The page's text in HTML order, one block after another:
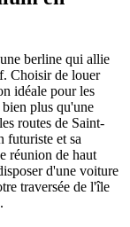
berline qui allie
Choisir de louer
idéale pour les
plus qu'une
routes de Saint-
futuriste et sa
réunion de haut
d'une voiture
traversée de l'île